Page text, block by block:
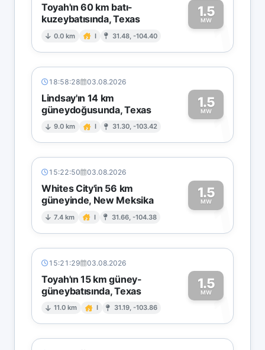
Toyah'ın 60 km batı-
kuzeybatısında, Texas
0.0 km I 31.48, -104.40
1.5
MW1
18:58:28 03.08.2026
Lindsay'ın 14 km
güneydoğusunda, Texas
9.0 km I 31.30, -103.42
1.5
MW1
15:22:50 03.08.2026
Whites City'in 56 km
güneyinde, New Meksika
7.4 km I 31.66, -104.38
1.5
MW1
15:21:29 03.08.2026
Toyah'ın 15 km güney-
güneybatısında, Texas
11.0 km I 31.19, -103.86
1.5
MW1